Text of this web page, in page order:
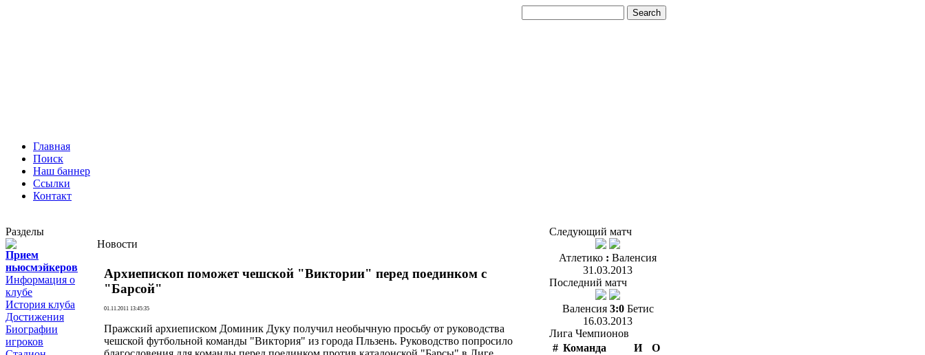
Главная
Поиск
Наш баннер
Ссылки
Контакт
Разделы
Прием
ньюсмэйкеров
Информация о
клубе
История клуба
Достижения
Биографии
игроков
Новости
Архиепископ поможет чешской "Виктории" перед поединком с
"Барсой"
01.11.2011 13:45:35
Пражский архиеписком Доминик Дуку получил необычную просьбу от руководства
чешской футбольной команды "Виктория" из города Пльзень. Руководство попросило
Следующий матч
Атлетико : Валенсия
31.03.2013
Последний матч
Валенсия3:0 Бетис
16.03.2013
Лига Чемпионов
# Команда И
О